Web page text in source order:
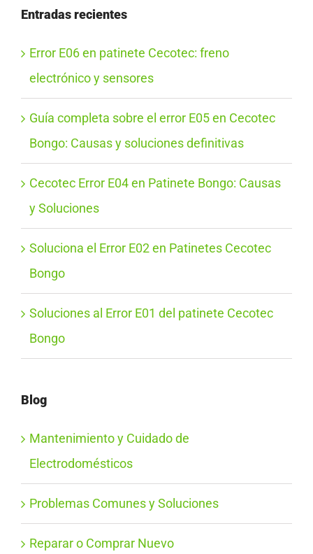
Entradas recientes
Error E06 en patinete Cecotec: freno
electrónico y sensores
Guía completa sobre el error E05 en Cecotec
Bongo: Causas y soluciones definitivas
Cecotec Error E04 en Patinete Bongo: Causas
y Soluciones
Soluciona el Error E02 en Patinetes Cecotec
Bongo
Soluciones al Error E01 del patinete Cecotec
Bongo
Blog
Mantenimiento y Cuidado de
Electrodomésticos
Problemas Comunes y Soluciones
Reparar o Comprar Nuevo